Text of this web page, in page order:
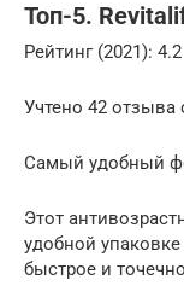
Топ-5.
Рейтинг (2021): 4.2
Учтено 42 отзыва
Самый удобный
Этот
удобной
быстрое и